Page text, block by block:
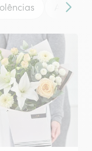
Amor